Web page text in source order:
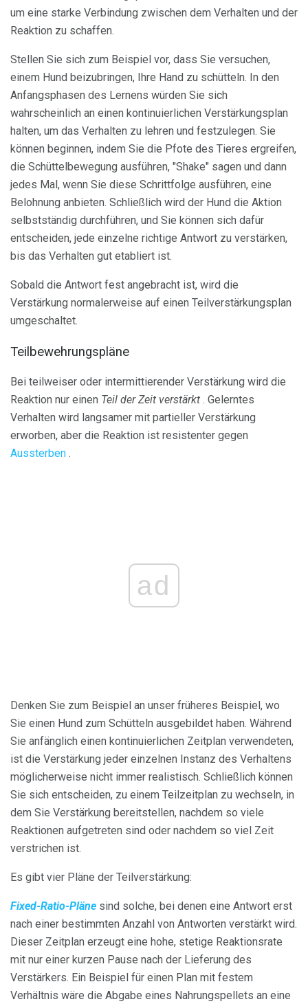
um eine starke Verbindung zwischen dem Verhalten und der
Reaktion zu schaffen.
Stellen Sie sich zum Beispiel vor, dass Sie versuchen,
einem Hund beizubringen, Ihre Hand zu schütteln. In den
Anfangsphasen des Lernens würden Sie sich
wahrscheinlich an einen kontinuierlichen Verstärkungsplan
halten, um das Verhalten zu lehren und festzulegen. Sie
können beginnen, indem Sie die Pfote des Tieres ergreifen,
die Schüttelbewegung ausführen, "Shake" sagen und dann
jedes Mal, wenn Sie diese Schrittfolge ausführen, eine
Belohnung anbieten. Schließlich wird der Hund die Aktion
selbstständig durchführen, und Sie können sich dafür
entscheiden, jede einzelne richtige Antwort zu verstärken,
bis das Verhalten gut etabliert ist.
Sobald die Antwort fest angebracht ist, wird die
Verstärkung normalerweise auf einen Teilverstärkungsplan
umgeschaltet.
Teilbewehrungspläne
Bei teilweiser oder intermittierender Verstärkung wird die
Reaktion nur einen Teil der Zeit verstärkt . Gelerntes
Verhalten wird langsamer mit partieller Verstärkung
erworben, aber die Reaktion ist resistenter gegen
Aussterben .
ad
Denken Sie zum Beispiel an unser früheres Beispiel, wo
Sie einen Hund zum Schütteln ausgebildet haben. Während
Sie anfänglich einen kontinuierlichen Zeitplan verwendeten,
ist die Verstärkung jeder einzelnen Instanz des Verhaltens
möglicherweise nicht immer realistisch. Schließlich können
Sie sich entscheiden, zu einem Teilzeitplan zu wechseln, in
dem Sie Verstärkung bereitstellen, nachdem so viele
Reaktionen aufgetreten sind oder nachdem so viel Zeit
verstrichen ist.
Es gibt vier Pläne der Teilverstärkung:
Fixed-Ratio-Pläne sind solche, bei denen eine Antwort erst
nach einer bestimmten Anzahl von Antworten verstärkt wird.
Dieser Zeitplan erzeugt eine hohe, stetige Reaktionsrate
mit nur einer kurzen Pause nach der Lieferung des
Verstärkers. Ein Beispiel für einen Plan mit festem
Verhältnis wäre die Abgabe eines Nahrungspellets an eine